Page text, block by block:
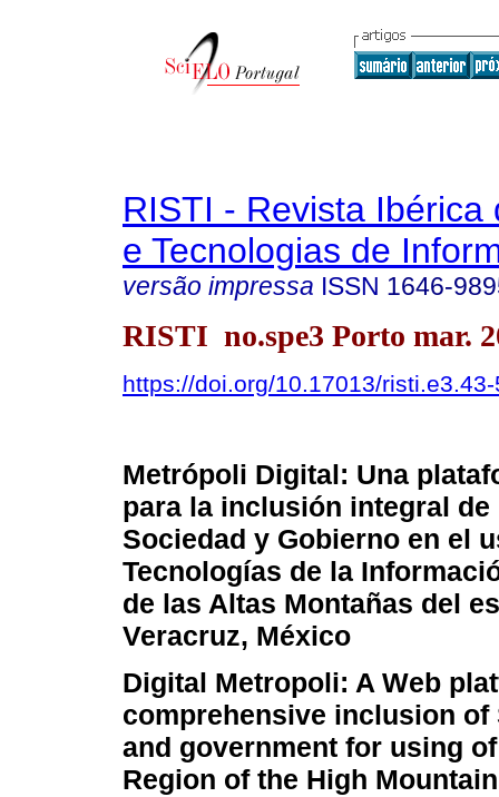
RISTI - Revista Ibérica
e Tecnologias de
versão impressa ISSN 1646-
RISTI no.spe3 Porto mar.
https://doi.org/10.17013/
Metrópoli Digital: Una
para la inclusión integral de
Sociedad y Gobierno en el
Tecnologías de la
de las Altas Montañas del
Veracruz, México
Digital Metropoli: A Web
comprehensive inclusion of
and government for using
Region of the High